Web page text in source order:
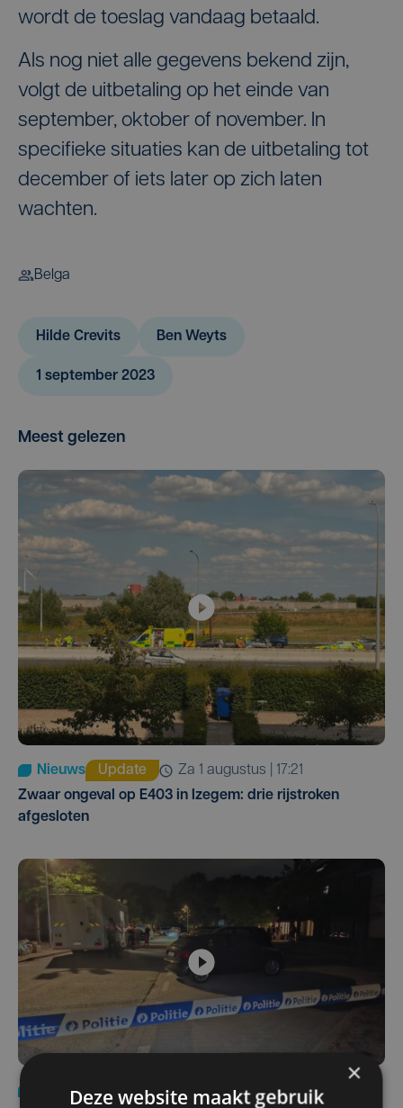
wordt de toeslag vandaag betaald.
Als nog niet alle gegevens bekend zijn,
volgt de uitbetaling op het einde van
september, oktober of november. In
specifieke situaties kan de uitbetaling tot
december of iets later op zich laten
wachten.
Belga
Hilde Crevits Ben Weyts
1 september 2023
Meest gelezen
Nieuws Update
za 1 augustus | 17:21
Zwaar ongeval op E403 in Izegem: drie rijstroken
afgesloten
Nieuws di 4 augustus | 09:32
×
Deze website maakt gebruik